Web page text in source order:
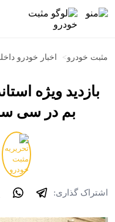
مثبت خودرو> اخبار خودرو
بازدید ویژه
بم در سی
اشتراک گذاری: